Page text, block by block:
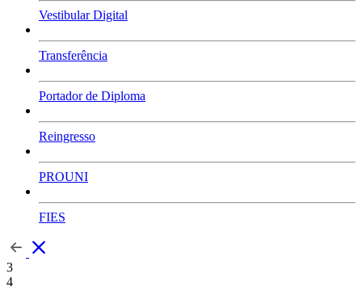
Vestibular Digital
Transferência
Portador de Diploma
Reingresso
PROUNI
FIES
3
4